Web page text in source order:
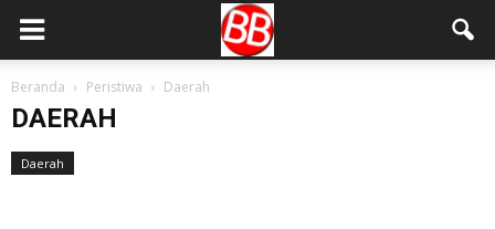
Beranda Peristiwa Daerah
DAERAH
Daerah